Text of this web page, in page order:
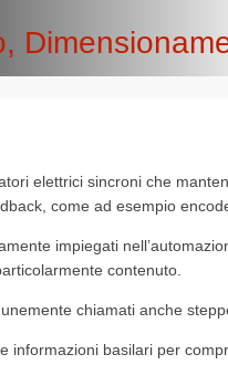
elettrici sincroni che
come ad esempio
impiegati
contenuto.
chiamati anche
informazioni basilari per